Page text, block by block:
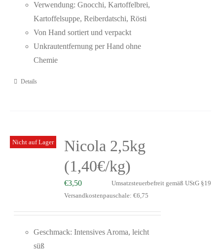
Verwendung: Gnocchi, Kartoffelbrei,
Kartoffelsuppe,Reiberdatschi, Rösti
Von Hand sortiert und verpackt
Unkrautentfernung per Hand ohne
Chemie
Details
Nicht auf Lager
Nicola 2,5kg
(1,40€/kg)
€3,50
Umsatzsteuerbefreit gemäß UStG §19
Versandkostenpauschale: €6,75
Geschmack: Intensives Aroma, leicht
süß